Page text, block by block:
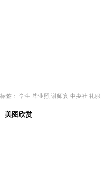
标签： 学生 毕业照 谢师宴 中央社 礼服
美图欣赏